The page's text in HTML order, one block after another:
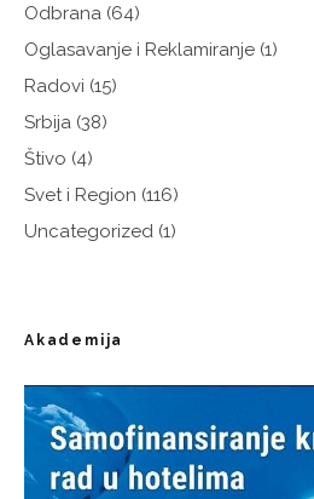
Odbrana (64)
Oglasavanje i Reklamiranje (1)
Radovi (15)
Srbija (38)
Štivo (4)
Svet i Region (116)
Uncategorized (1)
Akademija